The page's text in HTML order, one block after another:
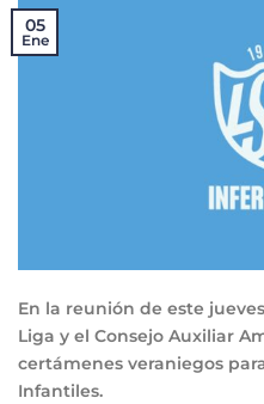
05
Ene
En la reunión de este
Liga y el Consejo Auxiliar
certámenes veraniegos
Infantiles.